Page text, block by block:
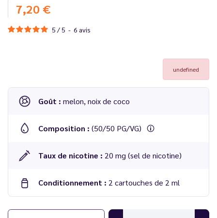
7,20 €
5 / 5 - 6 avis
undefined
Goût : melon, noix de coco
Composition : (50/50 PG/VG)
Taux de nicotine : 20 mg (sel de nicotine)
Conditionnement : 2 cartouches de 2 ml